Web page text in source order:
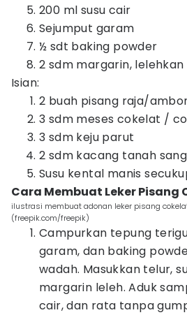
200 ml susu cair
Sejumput garam
½ sdt baking powder
2 sdm margarin, lelehkan
Isian:
2 buah pisang raja/
3 sdm meses cokelat /
3 sdm keju parut
2 sdm kacang tanah
Susu kental manis
Cara Membuat Leker Pisang
ilustrasi membuat adonan leker pisang
(freepik.com/freepik)
Campurkan tepung
garam, dan baking
wadah. Masukkan telur,
margarin leleh. Aduk
cair, dan rata tanpa